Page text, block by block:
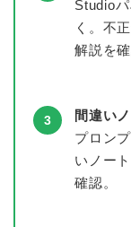
Studio
く。不
解説を確
3
間違い
プロン
いノー
確認。